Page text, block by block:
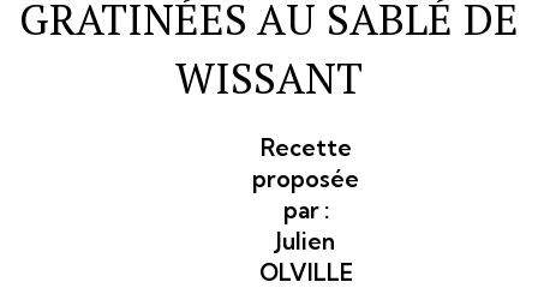
GRATINÉES AU SABLÉ DE
WISSANT
Recette
proposée
par :
Julien
OLVILLE